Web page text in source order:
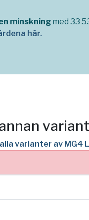
minskning med 33
här.
varianter av MG4